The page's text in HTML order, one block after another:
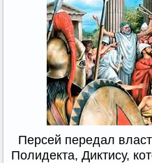
Персей передал
Полидекта, Диктису,